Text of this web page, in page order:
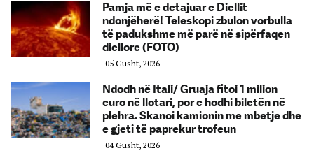
Pamja më e detajuar e Diellit
ndonjëherë! Teleskopi zbulon vorbulla
të padukshme më parë në sipërfaqen
diellore (FOTO)
05 Gusht, 2026
Ndodh në Itali/ Gruaja fitoi 1 milion
euro në llotari, por e hodhi biletën në
plehra. Skanoi kamionin me mbetje dhe
e gjeti të paprekur trofeun
04 Gusht, 2026